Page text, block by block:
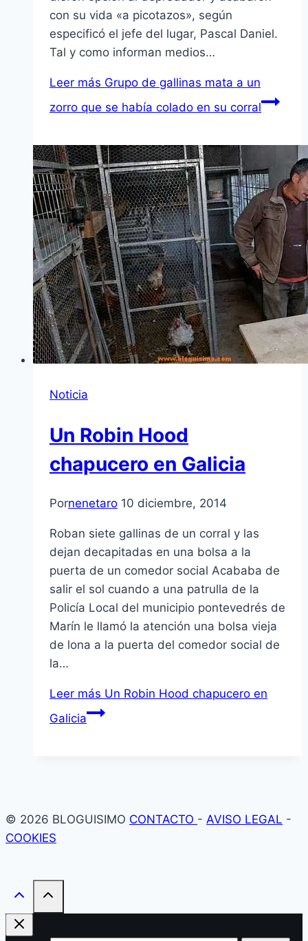
con su vida «a picotazos», según
especificó el jefe del lugar, Pascal Daniel.
Tal y como informan medios…
Leer más Grupo de gallinas mata a un
zorro que se había colado en su corral
Noticia
Un Robin Hood
chapucero en Galicia
Pornenetaro 10 diciembre, 2014
Roban siete gallinas de un corral y las
dejan decapitadas en una bolsa a la
puerta de un comedor social Acababa de
salir el sol cuando a una patrulla de la
Policía Local del municipio pontevedrés de
Marín le llamó la atención una bolsa vieja
de lona a la puerta del comedor social de
la…
Leer más Un Robin Hood chapucero en
Galicia
© 2026 BLOGUISIMO CONTACTO - AVISO LEGAL -
COOKIES